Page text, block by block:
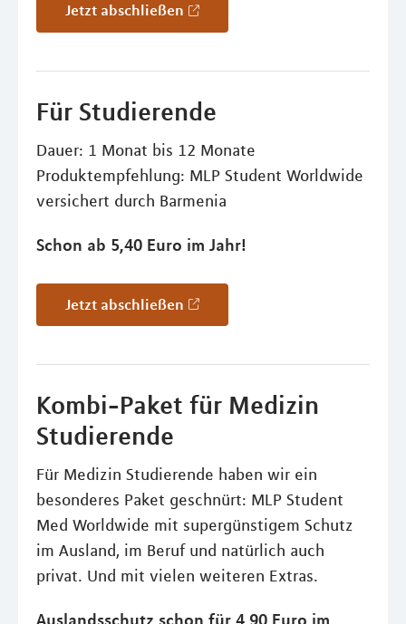
Jetzt abschließen
Für Studierende
Dauer: 1 Monat bis 12 Monate
Produktempfehlung: MLP Student Worldwide
versichert durch Barmenia
Schon ab 5,40 Euro im Jahr!
Jetzt abschließen
Kombi-Paket für Medizin
Studierende
Für Medizin Studierende haben wir ein
besonderes Paket geschnürt: MLP Student
Med Worldwide mit supergünstigem Schutz
im Ausland, im Beruf und natürlich auch
privat. Und mit vielen weiteren Extras.
Auslandsschutz schon für 4,90 Euro im